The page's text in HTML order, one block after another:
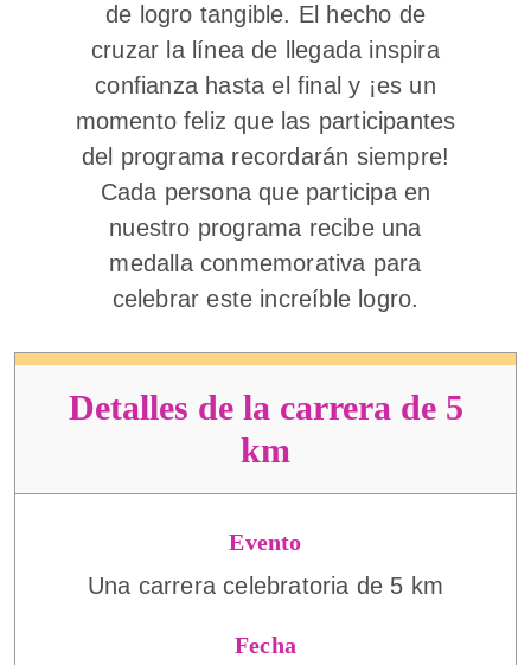
de logro tangible. El hecho de
cruzar la línea de llegada inspira
confianza hasta el final y ¡es un
momento feliz que las participantes
del programa recordarán siempre!
Cada persona que participa en
nuestro programa recibe una
medalla conmemorativa para
celebrar este increíble logro.
Detalles de la carrera de 5
km
Evento
Una carrera celebratoria de 5 km
Fecha